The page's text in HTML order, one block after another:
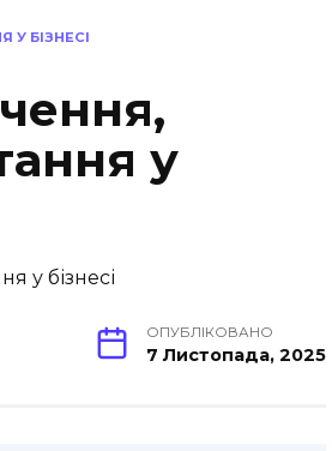
У БІЗНЕСІ
у
ОПУБЛІКОВАНО
7 Листопада, 2025